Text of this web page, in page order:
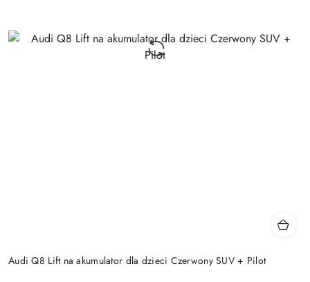
Audi Q8 Lift na akumulator dla dzieci Czerwony SUV + Pilot